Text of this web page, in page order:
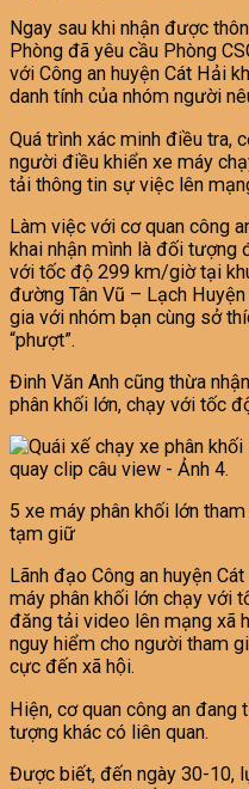
Ngay sau khi nhận được
Phòng đã yêu cầu Phòng
với Công an huyện Cát Hải
danh tính của nhóm người
Quá trình xác minh điều tra,
người điều khiển xe máy
tải thông tin sự việc lên
Làm việc với cơ quan công
khai nhận mình là đối tượng
với tốc độ 299 km/giờ tại
đường Tân Vũ – Lạch
gia với nhóm bạn cùng sở
“phượt”.
Đinh Văn Anh cũng thừa
phân khối lớn, chạy với tốc
5 xe máy phân khối lớn
tạm giữ
Lãnh đạo Công an huyện
máy phân khối lớn chạy với
đăng tải video lên mạng xã
nguy hiểm cho người tham
cực đến xã hội.
Hiện, cơ quan công an
tượng khác có liên quan.
Được biết, đến ngày 30-10,